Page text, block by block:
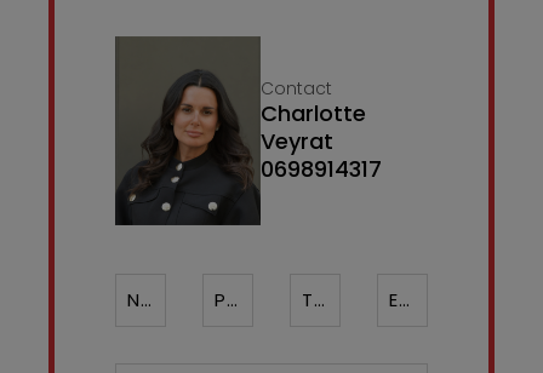
Contact
Charlotte
Veyrat
0698914317
Nom* Prénom Téléphone ¹* Email*